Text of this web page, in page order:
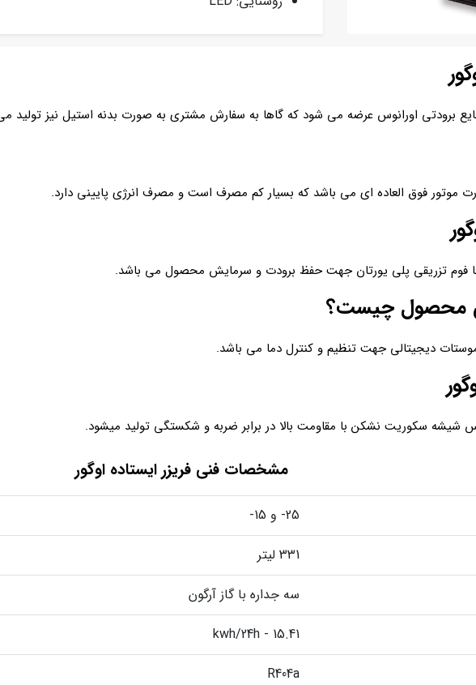
برودتی اورانوس عرضه می شود که گاها به سفارش مشتری به صورت بدنه استیل نیز تولید
موتور فوق العاده ای می باشد که بسیار کم مصرف است و مصرف انرژی پایینی دارد.
با فوم تزریقی پلی یورتان جهت حفظ برودت و سرمایش محصول می باشد.
محصول چیست؟
دیجیتالی جهت تنظیم و کنترل دما می باشد.
شیشه سکوریت نشکن با مقاومت بالا در برابر ضربه و شکستگی تولید میشود.
مشخصات فنی فریزر ایستاده اوگور
25- و 15-
331 لیتر
سه جداره با گاز آرگون
15.41 - kwh/24h
R404a